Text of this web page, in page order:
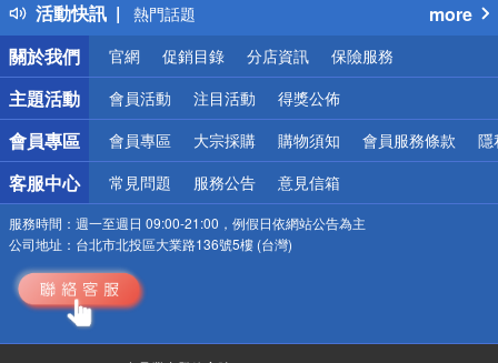
活動快訊
熱門話題
銀行優惠
偏遠地區配送
詐騙網頁！請小心！
more
關於我們
官網 促銷目錄 分店資訊 保險服務
主題活動 會員活動 注目活動 得獎公佈
會員專區 會員專區 大宗採購 購物須知 會員服務條款 隱
客服中心 常見問題 服務公告 意見信箱
服務時間： 週一至週日 09:00-21:00，例假日依網站公告為主
公司地址： 台北市北投區大業路136號5樓 (台灣)